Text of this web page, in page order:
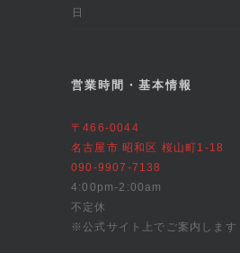
日
営業時間・基本情報
〒466-0044
名古屋市 昭和区 桜山町1-18
090-9907-7138
4:00pm-2:00am
不定休
※公式サイト上でご案内します